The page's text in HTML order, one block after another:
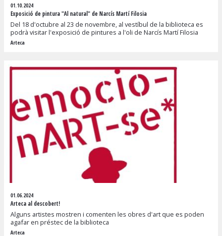
01.10.2024
Exposició de pintura "Al natural" de Narcís Martí Filosia
Del 18 d'octubre al 23 de novembre, al vestíbul de la biblioteca es
podrà visitar l'exposició de pintures a l'oli de Narcís Martí Filosia
Arteca
01.06.2024
Arteca al descobert!
Alguns artistes mostren i comenten les obres d'art que es poden
agafar en préstec de la biblioteca
Arteca